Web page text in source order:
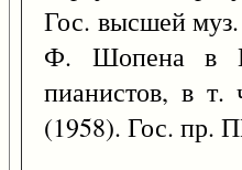
Гос. высшей
Ф. Шопена в
пианистов, в
(1958). Гос. пр.